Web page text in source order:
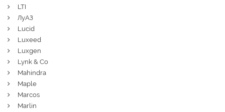
LTI
ЛуАЗ
Lucid
Luxeed
Luxgen
Lynk & Co
Mahindra
Maple
Marcos
Marlin